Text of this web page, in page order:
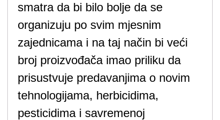
smatra da bi bilo bolje da se
organizuju po svim mjesnim
zajednicama i na taj način bi veći
broj proizvođača imao priliku da
prisustvuje predavanjima o novim
tehnologijama, herbicidima,
pesticidima i savremenoj